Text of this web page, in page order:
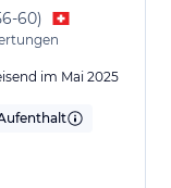
60)
im Mai 2025